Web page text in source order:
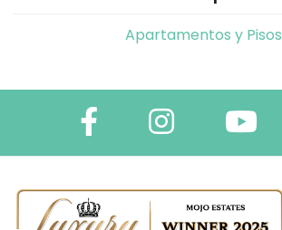
Apartamentos y Pisos